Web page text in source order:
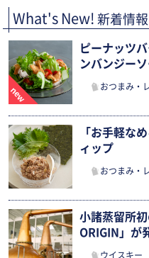
What's New! 新着情報
ピーナッツ
ンバンジーソ
おつまみ・
「お手軽な
ィップ
おつまみ・
小諸蒸留所
ORIGIN」が
ウイスキー